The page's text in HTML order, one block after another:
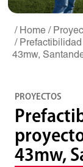
/ Home /
/
43mw,
PROYECTOS
43mw,